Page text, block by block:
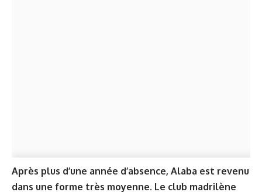
Après plus d’une année d’absence, Alaba est revenu
dans une forme très moyenne. Le club madrilène